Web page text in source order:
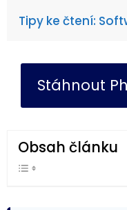
Tipy ke čtení:
Stáhnout
Obsah článku